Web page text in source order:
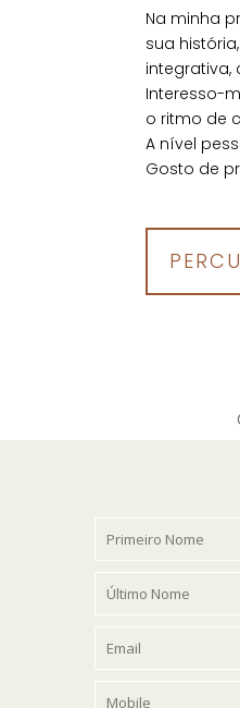
Na minha
sua
Interesso-
o ritmo de
A nível
Gosto de